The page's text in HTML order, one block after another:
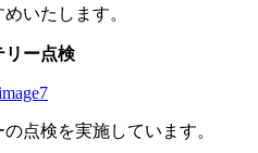
いたします。
リー点検
点検を実施しています。